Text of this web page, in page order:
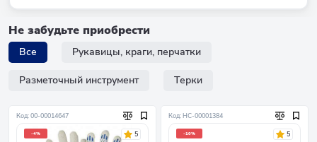
Не забудьте приобрести
Все Рукавицы, краги, перчатки
Разметочный инструмент Терки
Код: 00-00014647
-4% 5
Код: НC-00001384
-10% 5